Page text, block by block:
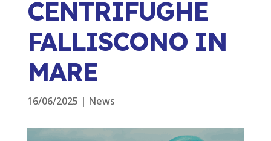
CENTRIFUGHE
FALLISCONO IN
MARE
16/06/2025 | News